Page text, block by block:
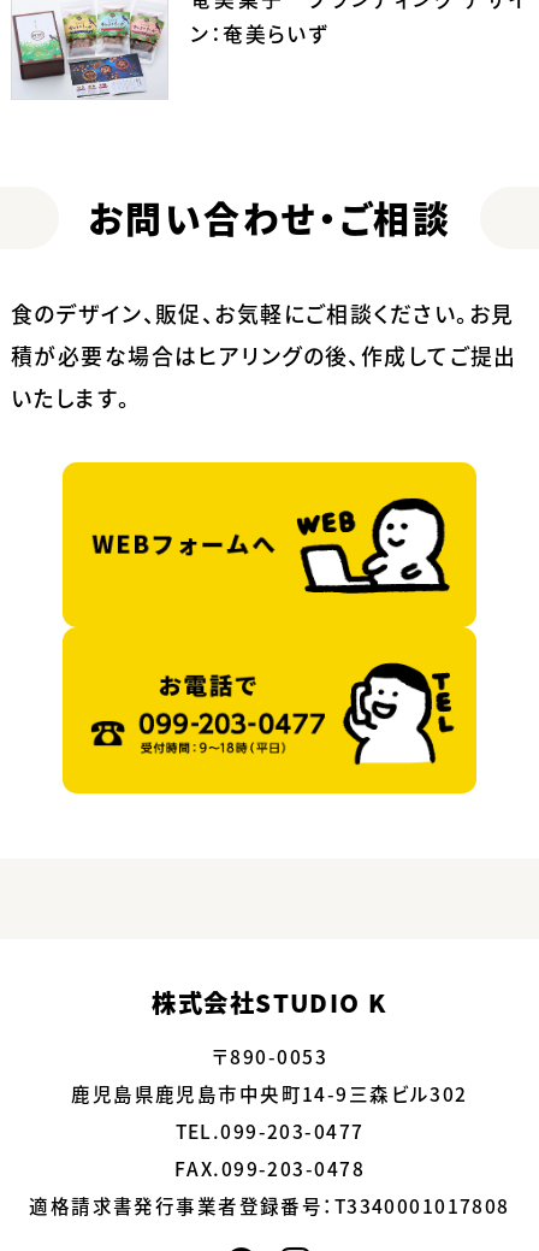
ン：奄美らいず
お問い合わせ・ご相談
食のデザイン、販促、お気軽にご相談ください。お見
積が必要な場合はヒアリングの後、作成してご提出
いたします。
株式会社STUDIO K
〒890-0053
鹿児島県鹿児島市中央町14-9三森ビル302
TEL.099-203-0477
FAX.099-203-0478
適格請求書発行事業者登録番号： T3340001017808